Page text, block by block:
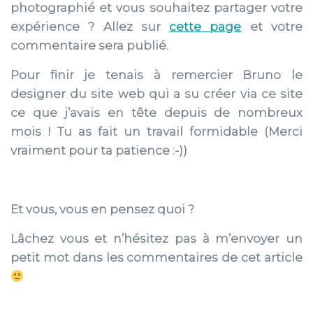
photographié et vous souhaitez partager votre
expérience ? Allez sur cette page et votre
commentaire sera publié.
Pour finir je tenais à remercier Bruno le
designer du site web qui a su créer via ce site
ce que j’avais en tête depuis de nombreux
mois ! Tu as fait un travail formidable (Merci
vraiment pour ta patience :-))
Et vous, vous en pensez quoi ?
Lâchez vous et n’hésitez pas à m’envoyer un
petit mot dans les commentaires de cet article